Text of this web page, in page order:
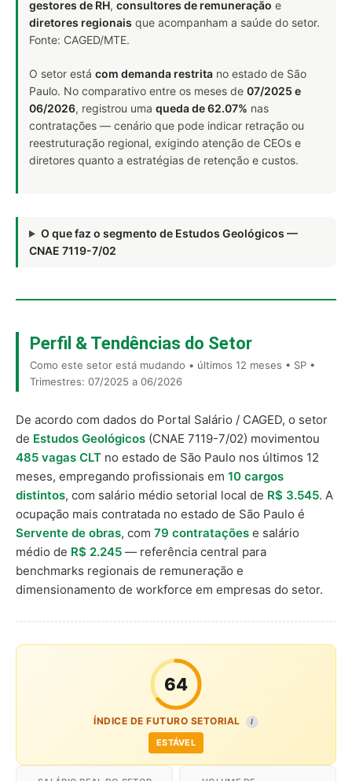
gestores de RH, consultores de remuneração e
diretores regionais que acompanham a saúde do setor.
Fonte: CAGED/MTE.
O setor está com demanda restrita no estado de São
Paulo. No comparativo entre os meses de 07/2025 e
06/2026, registrou uma queda de 62.07% nas
contratações — cenário que pode indicar retração ou
reestruturação regional, exigindo atenção de CEOs e
diretores quanto a estratégias de retenção e custos.
O que faz o segmento de Estudos Geológicos —
CNAE 7119-7/02
Perfil & Tendências do Setor
Como este setor está mudando • últimos 12 meses • SP •
Trimestres: 07/2025 a 06/2026
De acordo com dados do Portal Salário / CAGED, o setor
de Estudos Geológicos (CNAE 7119-7/02) movimentou
485 vagas CLT no estado de São Paulo nos últimos 12
meses, empregando profissionais em 10 cargos
distintos, com salário médio setorial local de R$ 3.545. A
ocupação mais contratada no estado de São Paulo é
Servente de obras, com 79 contratações e salário
médio de R$ 2.245 — referência central para
benchmarks regionais de remuneração e
dimensionamento de workforce em empresas do setor.
64
ÍNDICE DE FUTURO SETORIAL I
ESTÁVEL